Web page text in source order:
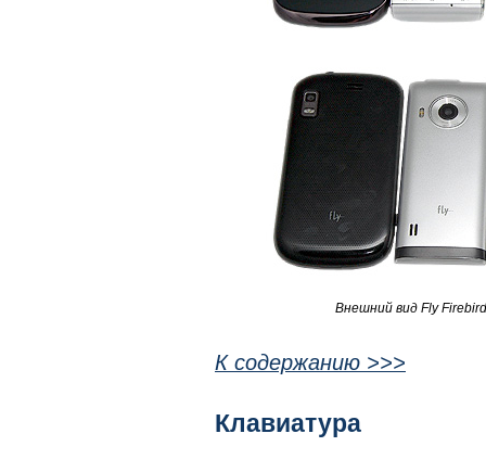
Внешний вид Fly
К содержанию >>>
Клавиатура